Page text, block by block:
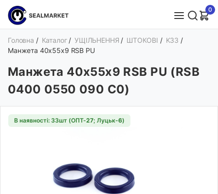
0
Головна / Каталог /УЩІЛЬНЕННЯ / ШТОКОВІ / K33 /
Манжета 40х55х9 RSB PU
Манжета 40х55х9 RSB PU (RSB
0400 0550 090 C0)
В наявності: 33шт (ОПТ-27; Луцьк-6)